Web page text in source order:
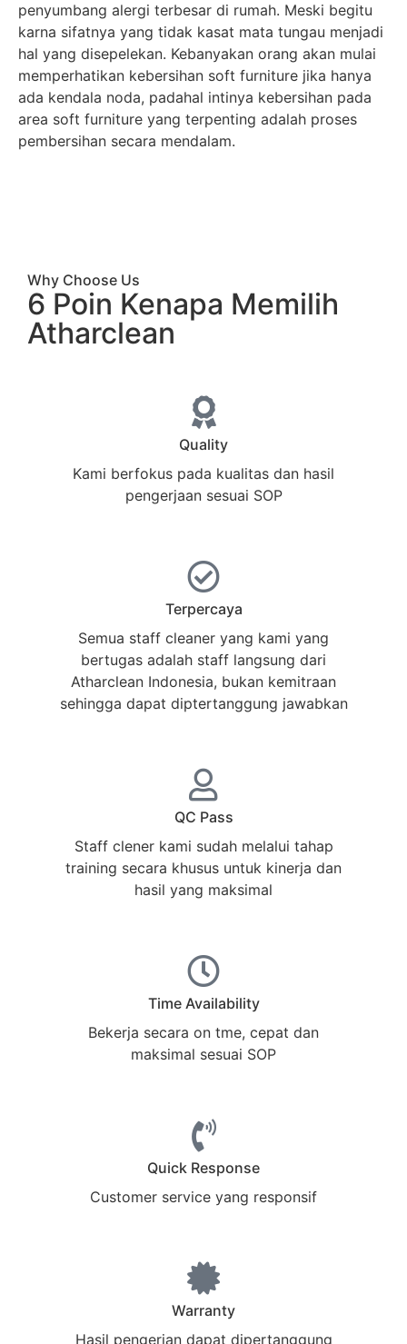
penyumbang alergi terbesar di rumah. Meski begitu
karna sifatnya yang tidak kasat mata tungau menjadi
hal yang disepelekan. Kebanyakan orang akan mulai
memperhatikan kebersihan soft furniture jika hanya
ada kendala noda, padahal intinya kebersihan pada
area soft furniture yang terpenting adalah proses
pembersihan secara mendalam.
Why Choose Us
6 Poin Kenapa Memilih
Atharclean
Quality
Kami berfokus pada kualitas dan hasil
pengerjaan sesuai SOP
Terpercaya
Semua staff cleaner yang kami yang
bertugas adalah staff langsung dari
Atharclean Indonesia, bukan kemitraan
sehingga dapat diptertanggung jawabkan
QC Pass
Staff clener kami sudah melalui tahap
training secara khusus untuk kinerja dan
hasil yang maksimal
Time Availability
Bekerja secara on tme, cepat dan
maksimal sesuai SOP
Quick Response
Customer service yang responsif
Warranty
Hasil pengerjan dapat dipertanggung